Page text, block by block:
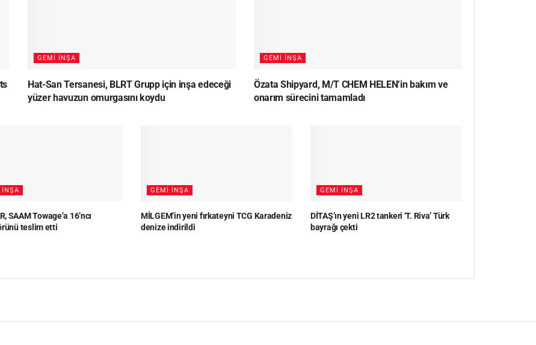
GEMI İNŞA
Hat-San Tersanesi, BLRT Grupp için inşa edeceği
yüzer havuzun omurgasını koydu
GEMI İNŞA
Özata Shipyard, M/T CHEM HELEN’in bakım ve
onarım sürecini tamamladı
İNŞA
SAAM Towage’a 16’ncı
teslim etti
GEMI İNŞA
MİLGEM’in yeni fırkateyni TCG Karadeniz
denize indirildi
GEMI İNŞA
DİTAŞ’ın yeni LR2 tankeri ‘T. Riva’ Türk
bayrağı çekti